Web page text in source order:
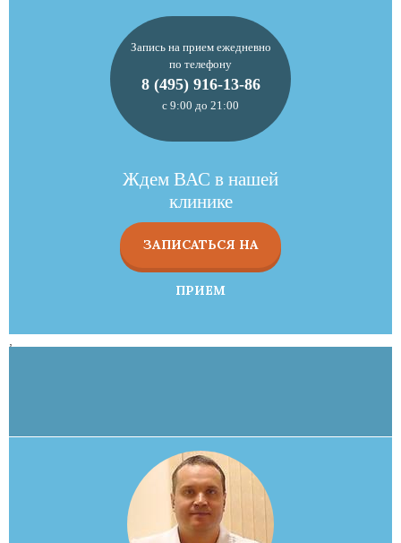
Запись на прием ежедневно
по телефону
8 (495) 916-13-86
с 9:00 до 21:00
Ждем ВАС в нашей
клинике
ЗАПИСАТЬСЯ НА
ПРИЕМ
,